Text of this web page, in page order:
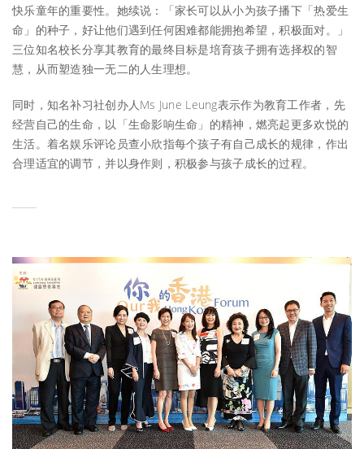
快乐童年的重要性。她续说：「家长可以从小为孩子播下「热爱生
命」的种子，好让他们遇到任何困难都能拥抱希望，积极面对。」
三位知名校长分享其教育的最终目标是培育孩子拥有选择权的智
慧，从而塑造独一无二的人生理想。
同时，知名补习社创办人Ms June Leung表示作为教育工作者，先
经营自己的生命，以「生命影响生命」的精神，燃亮起更多欢悦的
生活。着名娱乐评论员查小欣指每个孩子有自己成长的规律，作出
合理适宜的调节，并以身作则，积极参与孩子成长的过程。